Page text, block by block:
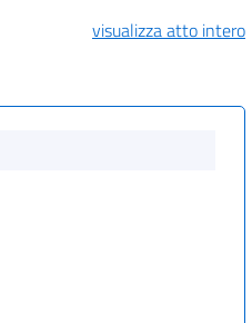
visualizza atto intero